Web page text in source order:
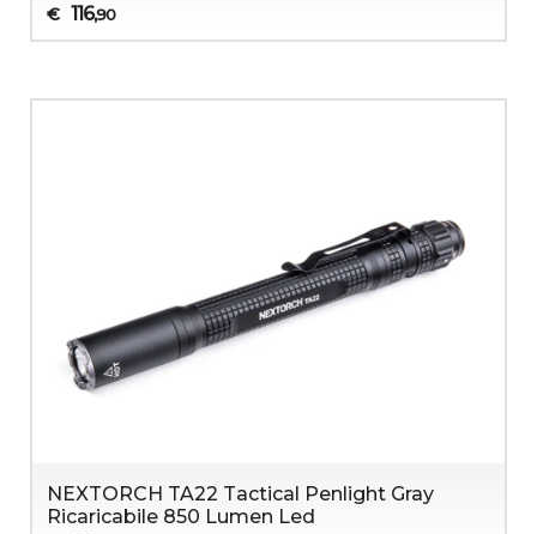
€ 116,90
NEXTORCH TA22 Tactical Penlight Gray
Ricaricabile 850 Lumen Led